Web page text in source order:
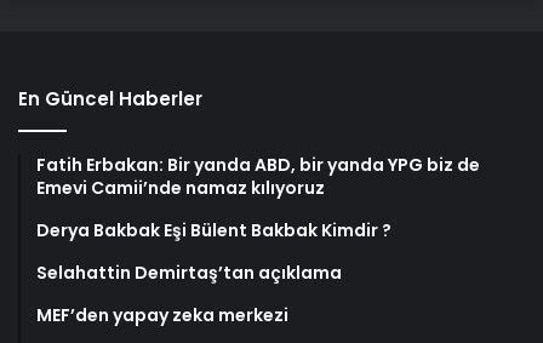
En Güncel Haberler
Fatih Erbakan: Bir yanda ABD, bir yanda YPG biz de
Emevi Camii’nde namaz kılıyoruz
Derya Bakbak Eşi Bülent Bakbak Kimdir ?
Selahattin Demirtaş’tan açıklama
MEF’den yapay zeka merkezi